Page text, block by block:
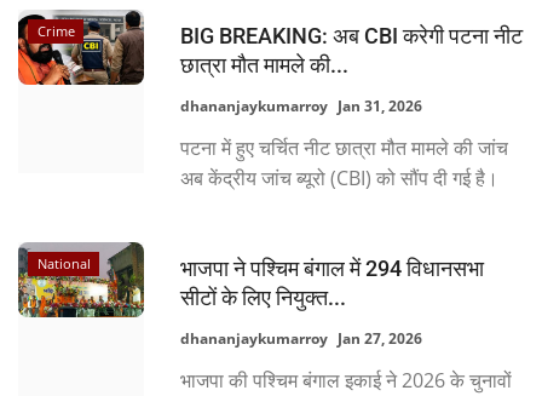
Crime
BIG BREAKING: अब CBI करेगी पटना नीट
छात्रा मौत मामले की...
dhananjaykumarroy Jan 31, 2026
पटना में हुए चर्चित नीट छात्रा मौत मामले की जांच
अब केंद्रीय जांच ब्यूरो (CBI) को सौंप दी गई है।
National
भाजपा ने पश्चिम बंगाल में 294 विधानसभा
सीटों के लिए नियुक्त...
dhananjaykumarroy Jan 27, 2026
भाजपा की पश्चिम बंगाल इकाई ने 2026 के चुनावों